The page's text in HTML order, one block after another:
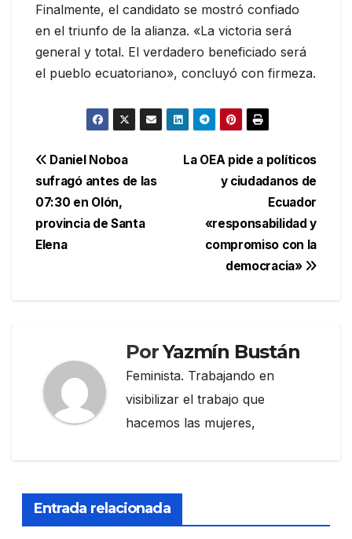
Finalmente, el candidato se mostró confiado
en el triunfo de la alianza. «La victoria será
general y total. El verdadero beneficiado será
el pueblo ecuatoriano», concluyó con firmeza.
Navegación
de
entradas
La OEA pide a políticos
y ciudadanos de
Ecuador
«responsabilidad y
compromiso con la
democracia»
Daniel Noboa
sufragó antes de las
07:30 en Olón,
provincia de Santa
Elena
PorYazmín Bustán
Feminista. Trabajando en
visibilizar el trabajo que
hacemos las mujeres,
Entrada relacionada